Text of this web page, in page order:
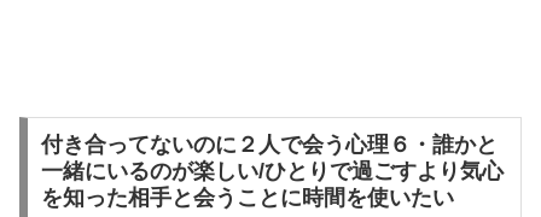
付き合ってないのに２人で会う心理６・誰かと
一緒にいるのが楽しい/ひとりで過ごすより気心
を知った相手と会うことに時間を使いたい